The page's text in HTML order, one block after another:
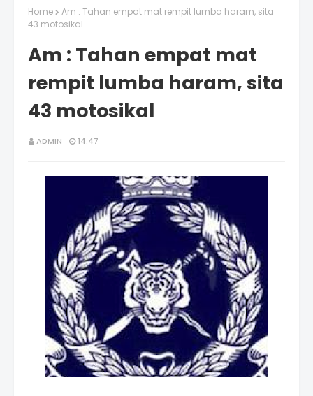
Home
Am : Tahan empat mat rempit lumba haram, sita
43 motosikal
Am : Tahan empat mat
rempit lumba haram, sita
43 motosikal
ADMIN 14:47